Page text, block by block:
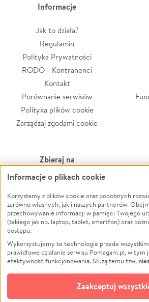
Informacje
Jak to działa?
Regulamin
Polityka Prywatności
RODO - Kontrahenci
Kontakt
Porównanie serwisów
Polityka plików cookie
Zarządzaj zgodami cookie
Zbieraj na
Leczenie
Zwierzęta
Pożar
Ukraina
Pomoc Finansowa
Projekty
Pogrzeb
Społeczność lokalna
Informacje o plikach cookie
Korzystamy z plików cookie oraz podobnych
zarówno własnych, jak i naszych partnerów.
przechowywanie informacji w pamięci Twojego
(takiego jak np. laptop, tablet, smartfon) oraz
dostępu.
Wykorzystujemy te technologie przede
prawidłowe działanie serwisu Pomagam.pl, w
efektywność funkcjonowania. Służą temu tzw.
opcjonalnych plików cookie
technologii do celów analitycznych i
Zaakceptuj